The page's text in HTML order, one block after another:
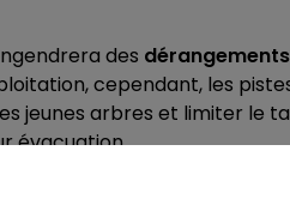
des
cependant, les
arbres et limiter le
évacuation.